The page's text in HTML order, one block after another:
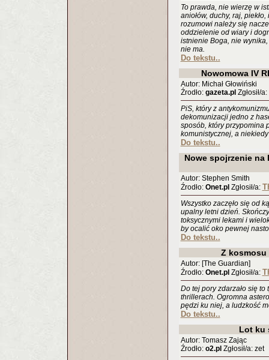
To prawda, nie wierzę w
aniołów, duchy, raj,
rozumowi należy się
oddzielenie od wiary i
istnienie Boga, nie
nie ma.
Do tekstu..
Nowomowa IV
Autor: Michał Głowiński
Źrodło: gazeta.pl Zgłosił/
PiS, który z
dekomunizacji jedno z
sposób, który przypomina
komunistycznej, a
Do tekstu..
Nowe spojrzenie na
Autor: Stephen Smith
Źrodło: Onet.pl Zgłosił/a:
Wszystko zaczęło się od
upalny letni dzień.
toksycznymi lekami i
by ocalić oko pewnej
Do tekstu..
Z kosmosu
Autor: [The Guardian]
Źrodło: Onet.pl Zgłosił/a:
Do tej pory zdarzało się
thrillerach. Ogromna
pędzi ku niej, a ludzkość
Do tekstu..
Lot ku
Autor: Tomasz Zając
Źrodło: o2.pl Zgłosił/a: zet